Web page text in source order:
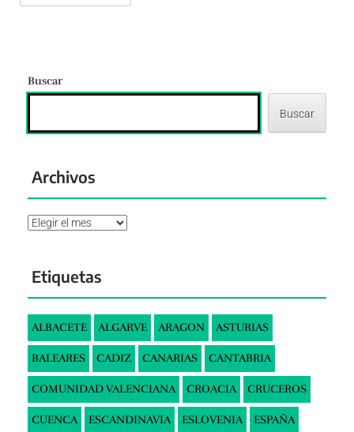
Buscar
Buscar
Archivos
Archivos
Etiquetas
ALBACETE ALGARVE ARAGON ASTURIAS
BALEARES CADIZ CANARIAS CANTABRIA
COMUNIDAD VALENCIANA CROACIA CRUCEROS
CUENCA ESCANDINAVIA ESLOVENIA ESPAÑA